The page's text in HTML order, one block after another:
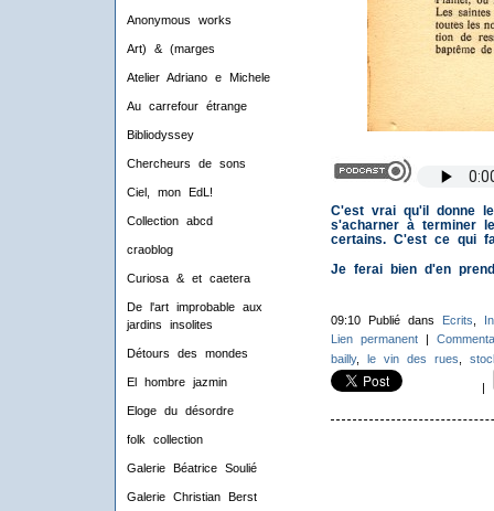
Anonymous works
Art) & (marges
Atelier Adriano e Michele
Au carrefour étrange
Bibliodyssey
Chercheurs de sons
Ciel, mon EdL!
Collection abcd
craoblog
Curiosa & et caetera
De l'art improbable aux
jardins insolites
Détours des mondes
El hombre jazmin
Eloge du désordre
folk collection
Galerie Béatrice Soulié
Galerie Christian Berst
C'est vrai qu'il donne
s'acharner à terminer
certains. C'est ce qui
Je ferai bien d'en
09:10 Publié dans Ecrits
Lien permanent|
bailly, le vin des rues